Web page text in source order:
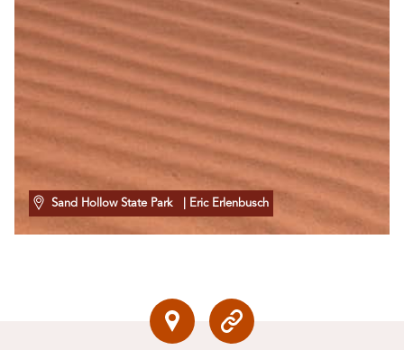
Sand Hollow State Park | Eric Erlenbusch